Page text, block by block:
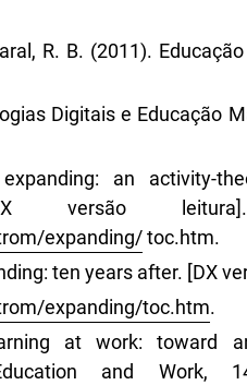
R. B. (2011).
Digitais e Educação
an activity-
[DX versão
expanding/toc.htm.
ten years after. [DX
expanding/toc.htm.
at work: toward
and Work,